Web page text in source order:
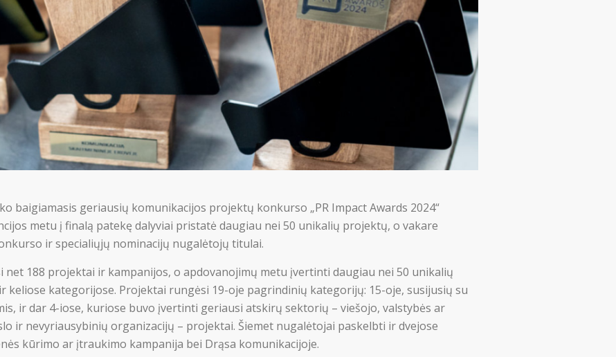
Apie RsV
Pamiršote slaptažodį?
Norite tapti nariu?
baigiamasis geriausių komunikacijos projektų konkurso „PR Impact Awards 2024“
metu į finalą patekę dalyviai pristatė daugiau nei 50 unikalių projektų, o vakare
ir specialiųjų nominacijų nugalėtojų titulai.
net 188 projektai ir kampanijos, o apdovanojimų metu įvertinti daugiau nei 50 unikalių
keliose kategorijose. Projektai rungėsi 19-oje pagrindinių kategorijų: 15-oje, susijusių su
ir dar 4-iose, kuriose buvo įvertinti geriausi atskirų sektorių – viešojo, valstybės ar
ir nevyriausybinių organizacijų – projektai. Šiemet nugalėtojai paskelbti ir dvejose
kūrimo ar įtraukimo kampanija bei Drąsa komunikacijoje.